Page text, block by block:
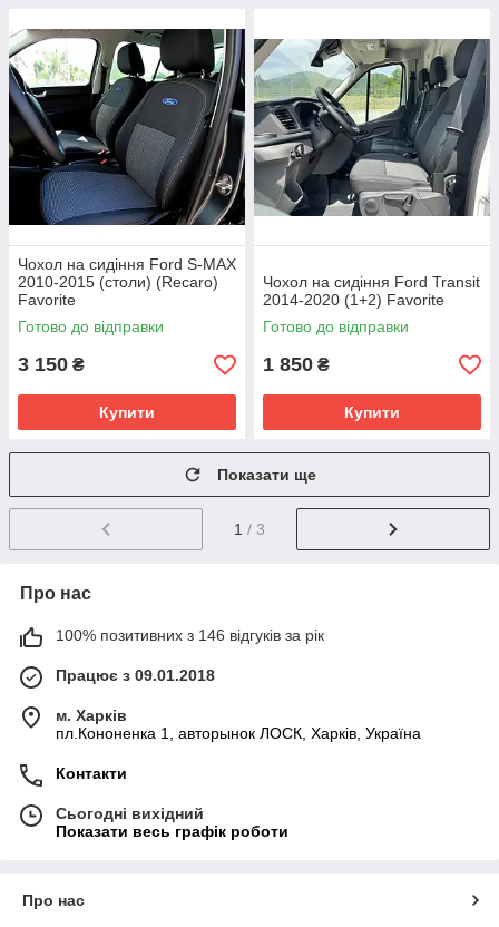
Чохол на сидіння Ford S-MAX
2010-2015 (столи) (Recaro)
Favorite
Готово до відправки
3 150 ₴
Купити
Чохол на сидіння Ford Transit
2014-2020 (1+2) Favorite
Готово до відправки
1 850 ₴
Купити
Показати ще
1 / 3
Про нас
100% позитивних з 146 відгуків за рік
Працює з 09.01.2018
м. Харків
пл.Кононенка 1, авторынок ЛОСК, Харків, Україна
Контакти
Сьогодні вихідний
Показати весь графік роботи
Про нас